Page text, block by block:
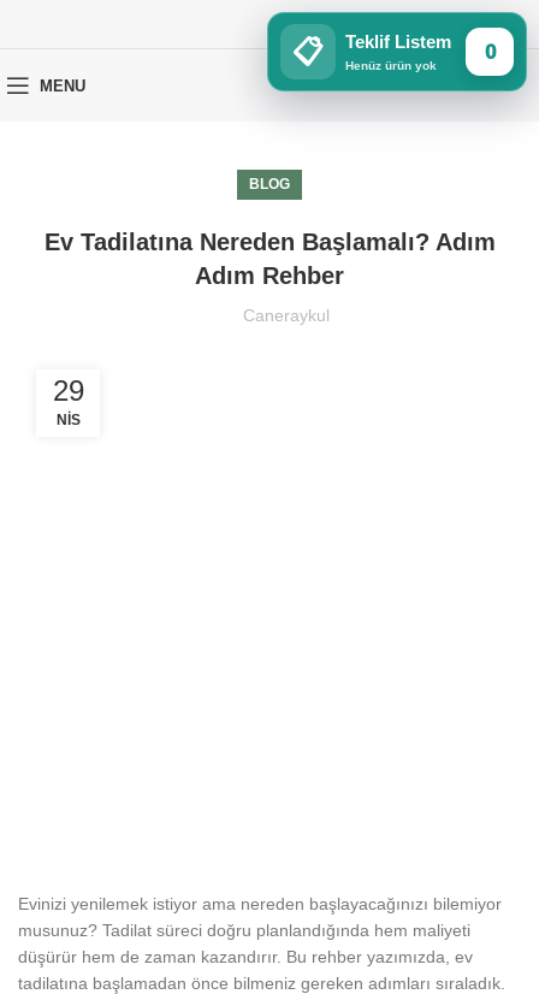
MENU
BLOG
Ev Tadilatına Nereden Başlamalı? Adım
Adım Rehber
Caneraykul
29
NIS
Evinizi yenilemek istiyor ama nereden başlayacağınızı bilemiyor
musunuz? Tadilat süreci doğru planlandığında hem maliyeti
düşürür hem de zaman kazandırır. Bu rehber yazımızda, ev
tadilatına başlamadan önce bilmeniz gereken adımları sıraladık.
📋 Teklif Listem
Henüz ürün yok
0